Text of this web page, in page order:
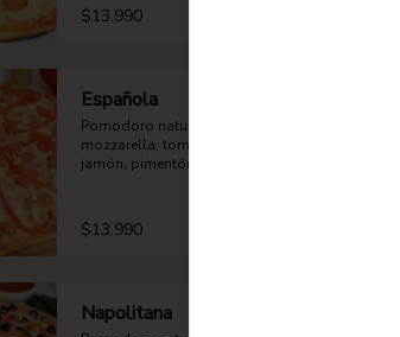
$13.990
Española
Pomodoro natural, queso
mozzarella, tomate, choricillo,
jamón, pimentón rojo y orégano.
$13.990
Napolitana